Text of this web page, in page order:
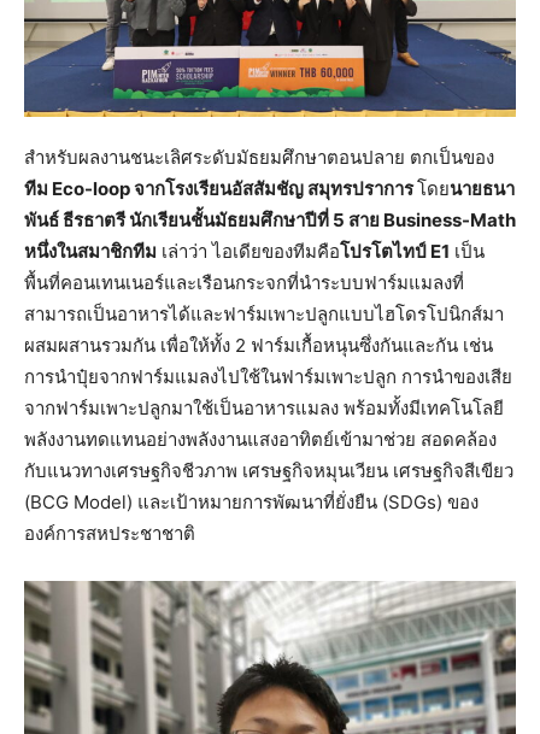
สำหรับผลงานชนะเลิศระดับมัธยมศึกษาตอนปลาย ตกเป็นของ
ทีม Eco-loop จากโรงเรียนอัสสัมชัญ สมุทรปราการโดยนายธนา
พันธ์ ธีรธาตรี นักเรียนชั้นมัธยมศึกษาปีที่ 5 สาย Business-Math
หนึ่งในสมาชิกทีม เล่าว่า ไอเดียของทีมคือโปรโตไทป์ E1 เป็น
พื้นที่คอนเทนเนอร์และเรือนกระจกที่นำระบบฟาร์มแมลงที่
สามารถเป็นอาหารได้และฟาร์มเพาะปลูกแบบไฮโดรโปนิกส์มา
ผสมผสานรวมกัน เพื่อให้ทั้ง 2 ฟาร์มเกื้อหนุนซึ่งกันและกัน เช่น
การนำปุ๋ยจากฟาร์มแมลงไปใช้ในฟาร์มเพาะปลูก การนำของเสีย
จากฟาร์มเพาะปลูกมาใช้เป็นอาหารแมลง พร้อมทั้งมีเทคโนโลยี
พลังงานทดแทนอย่างพลังงานแสงอาทิตย์เข้ามาช่วย สอดคล้อง
กับแนวทางเศรษฐกิจชีวภาพ เศรษฐกิจหมุนเวียน เศรษฐกิจสีเขียว
(BCG Model) และเป้าหมายการพัฒนาที่ยั่งยืน (SDGs) ของ
องค์การสหประชาชาติ